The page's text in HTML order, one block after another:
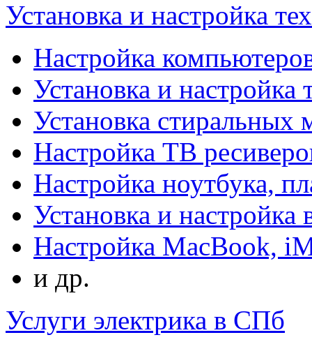
Установка и настройка
Настройка
Установка и настройка
Установка стиральных
Настройка ТВ
Настройка ноутбука,
Установка и
Настройка MacBook,
и др.
Услуги электрика в СПб